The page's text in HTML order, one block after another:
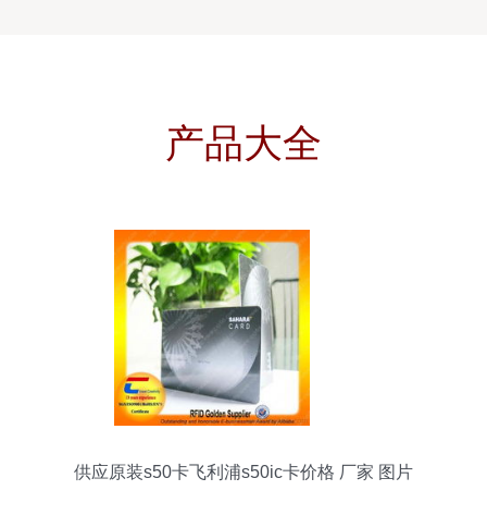
产品大全
供应原装s50卡飞利浦s50ic卡价格 厂家 图片